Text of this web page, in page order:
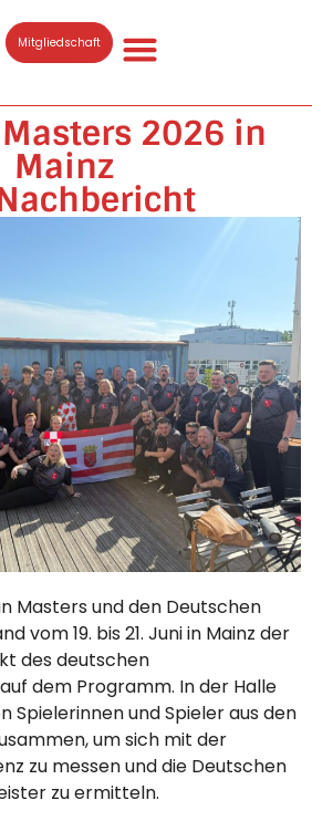
Mitgliedschaft
2026 in
Mainz
Masters und den Deutschen
vom 19. bis 21. Juni in Mainz der
des deutschen
dem Programm. In der Halle
Spielerinnen und Spieler aus den
um sich mit der
zu messen und die Deutschen
zu ermitteln.